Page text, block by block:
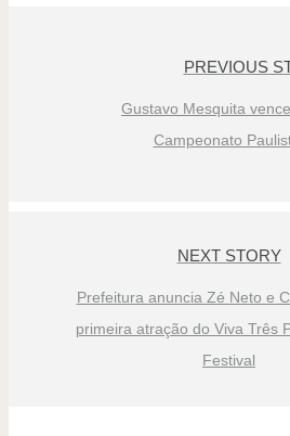
PREVIOUS
Gustavo Mesquita
Campeonato
NEXT STORY
Prefeitura anuncia Zé Neto e
primeira atração do Viva Três
Festival